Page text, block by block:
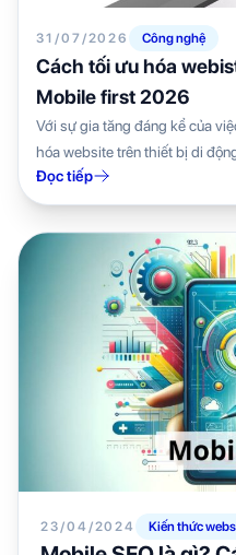
31/07/2026 Công nghệ
Cách tối ưu hóa
Mobile first 2026
Với sự gia tăng đáng kể của
hóa website trên thiết bị di
Đọc tiếp
23/04/2024 Kiến thức